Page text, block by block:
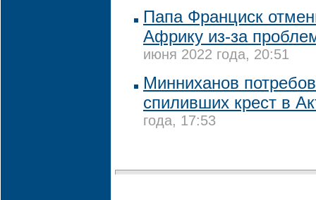
Папа Франциск
Африку из-за
июня 2022 года, 20:51
Минниханов
спиливших крест в
года, 17:53